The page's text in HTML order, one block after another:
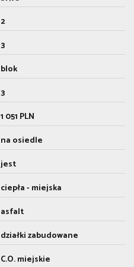
2
3
blok
3
1 051 PLN
na osiedle
jest
ciepła - miejska
asfalt
działki zabudowane
C.O. miejskie